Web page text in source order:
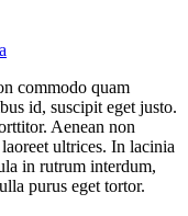
commodo quam
id, suscipit eget justo.
Aenean non
ultrices. In lacinia
in rutrum interdum,
purus eget tortor.